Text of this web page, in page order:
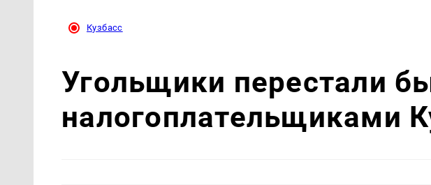
Кузбасс
Угольщики перестали
налогоплательщиками